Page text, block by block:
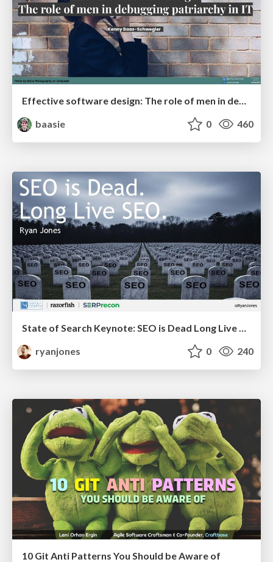
Effective software design: The role of men in debugging patriarchy in IT @ Voxxed Days AMS
baasie
0 460
State of Search Keynote: SEO is Dead Long Live SEO
ryanjones
0 240
10 Git Anti Patterns You Should be Aware of